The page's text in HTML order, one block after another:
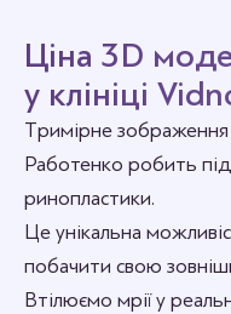
Ціна 3D
у клініці
Тримірне зображення
Работенко робить під
ринопластики.
Це унікальна
побачити свою
Втілюємо мрії у